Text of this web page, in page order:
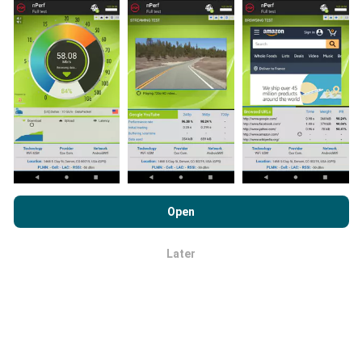
zijn tests die in reële omstandigheden, direct in het
veld, worden uitgevoerd. Als je ook mee wilt doen, hoef
je alleen maar de nPerf-app te downloaden op je
smartphone.Hoe meer gegevens er zijn, hoe
uitgebreider de kaarten zullen zijn!
Hoe worden updates gemaakt?
bijgewerkt door een bot. Snelheidskaarten worden
Open
Later
cookiesgebruiksbeleiden met onze nPerf-test
Licentieovereenkomst voor eindgebruikers.
OK